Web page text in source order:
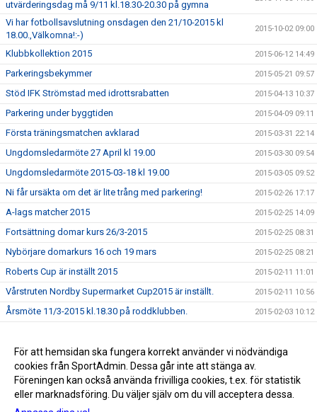
utvärderingsdag må 9/11 kl.18.30-20.30 på gymna
Vi har fotbollsavslutning onsdagen den 21/10-2015 kl
18.00.,Välkomna!:-)
2015-10-02 09:00
Klubbkollektion 2015 2015-06-12 14:49
Parkeringsbekymmer 2015-05-21 09:57
Stöd IFK Strömstad med idrottsrabatten 2015-04-13 10:37
Parkering under byggtiden 2015-04-09 09:11
Första träningsmatchen avklarad 2015-03-31 22:14
Ungdomsledarmöte 27 April kl 19.00 2015-03-30 09:54
Ungdomsledarmöte 2015-03-18 kl 19.00 2015-03-05 09:52
Ni får ursäkta om det är lite trång med parkering! 2015-02-26 17:17
A-lags matcher 2015 2015-02-25 14:09
Fortsättning domar kurs 26/3-2015 2015-02-25 08:31
Nybörjare domarkurs 16 och 19 mars 2015-02-25 08:21
Roberts Cup är inställt 2015 2015-02-11 11:01
Vårstruten Nordby Supermarket Cup2015 är inställt. 2015-02-11 10:56
Årsmöte 11/3-2015 kl.18.30 på roddklubben. 2015-02-03 10:12
Upptaktsmöte för TIFs målvaktsskola 2015. 2015-01-19 09:33
GOD JUL OCH GOTT NYTT ÅR 2014-12-19 14:11
För att hemsidan ska fungera korrekt använder vi nödvändiga
cookies från SportAdmin. Dessa går inte att stänga av.
Föreningen kan också använda frivilliga cookies, t.ex. för statistik
eller marknadsföring. Du väljer själv om du vill acceptera dessa.